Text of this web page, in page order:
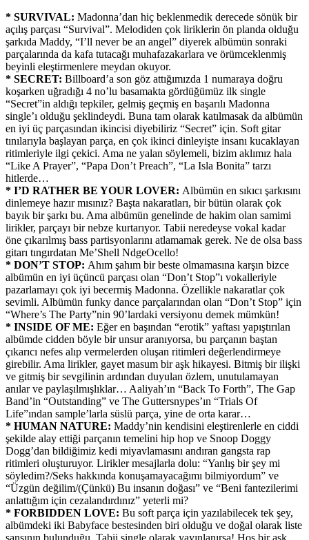
* SURVIVAL: Madonna’dan hiç beklenmedik derecede sönük bir
açılış parçası “Survival”. Melodiden çok liriklerin ön planda olduğu
şarkıda Maddy, “I’ll never be an angel” diyerek albümün sonraki
parçalarında da kafa tutacağı muhafazakarlara ve örümceklenmiş
beyinli eleştirmenlere meydan okuyor.
* SECRET: Billboard’a son göz attığımızda 1 numaraya doğru
koşarken uğradığı 4 no’lu basamakta gördüğümüz ilk single
“Secret”in aldığı tepkiler, gelmiş geçmiş en başarılı Madonna
single’ı olduğu şeklindeydi. Buna tam olarak katılmasak da albümün
en iyi üç parçasından ikincisi diyebiliriz “Secret” için. Soft gitar
tınılarıyla başlayan parça, en çok ikinci dinleyişte insanı kucaklayan
ritimleriyle ilgi çekici. Ama ne yalan söylemeli, bizim aklımız hala
“Like A Prayer”, “Papa Don’t Preach”, “La Isla Bonita” tarzı
hitlerde…
* I’D RATHER BE YOUR LOVER: Albümün en sıkıcı şarkısını
dinlemeye hazır mısınız? Başta nakaratları, bir bütün olarak çok
bayık bir şarkı bu. Ama albümün genelinde de hakim olan samimi
lirikler, parçayı bir nebze kurtarıyor. Tabii neredeyse vokal kadar
öne çıkarılmış bass partisyonlarını atlamamak gerek. Ne de olsa bass
gitarı tıngırdatan Me’Shell NdgeOcello!
* DON’T STOP: Ahım şahım bir beste olmamasına karşın bizce
albümün en iyi üçüncü parçası olan “Don’t Stop”ı vokalleriyle
pazarlamayı çok iyi becermiş Madonna. Özellikle nakaratlar çok
sevimli. Albümün funky dance parçalarından olan “Don’t Stop” için
“Where’s The Party”nin 90’lardaki versiyonu demek mümkün!
* INSIDE OF ME: Eğer en başından “erotik” yaftası yapıştırılan
albümde cidden böyle bir unsur aranıyorsa, bu parçanın baştan
çıkarıcı nefes alıp vermelerden oluşan ritimleri değerlendirmeye
girebilir. Ama lirikler, gayet masum bir aşk hikayesi. Bitmiş bir ilişki
ve gitmiş bir sevgilinin ardından duyulan özlem, unutulamayan
anılar ve paylaşılmışlıklar… Aaliyah’ın “Back To Forth”, The Gap
Band’in “Outstanding” ve The Guttersnypes’ın “Trials Of
Life”ından sample’larla süslü parça, yine de orta karar…
* HUMAN NATURE: Maddy’nin kendisini eleştirenlerle en ciddi
şekilde alay ettiği parçanın temelini hip hop ve Snoop Doggy
Dogg’dan bildiğimiz kedi miyavlamasını andıran gangsta rap
ritimleri oluşturuyor. Lirikler mesajlarla dolu: “Yanlış bir şey mi
söyledim?/Seks hakkında konuşamayacağımı bilmiyordum” ve
“Üzgün değilim/(Çünkü) Bu insanın doğası” ve “Beni fantezilerimi
anlattığım için cezalandırdınız” yeterli mi?
* FORBIDDEN LOVE: Bu soft parça için yazılabilecek tek şey,
albümdeki iki Babyface bestesinden biri olduğu ve doğal olarak liste
şansının bulunduğu. Tabii single olarak yayınlanırsa! Hoş bir aşk